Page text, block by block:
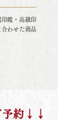
鑑・高級印
わせた商品
予約​↓​↓